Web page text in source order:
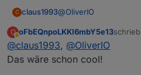
C claus1993@OliverIO
Komme auf meinen
der Übersicht heraus
Wenn man im Detail
O
Abwesend
oFbEQnpoLKKl6mbY5e13
zuletzt
@claus1993, @OliverIO
Das wäre schon cool!